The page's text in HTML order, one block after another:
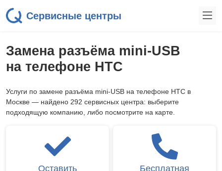
Сервисные центры
Замена разъёма mini-USB
на телефоне HTC
Услуги по замене разъёма mini-USB на телефоне HTC в
Москве — найдено 292 сервисных центра: выберите
подходящую компанию, либо посмотрите на карте.
Оставить
Бесплатная